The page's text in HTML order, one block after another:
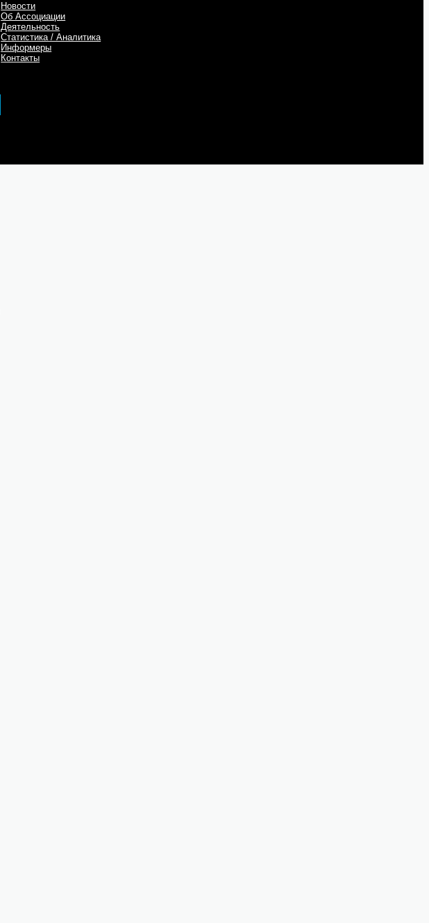
Новости
Об Ассоциации
Деятельность
Статистика / Аналитика
Информеры
Контакты